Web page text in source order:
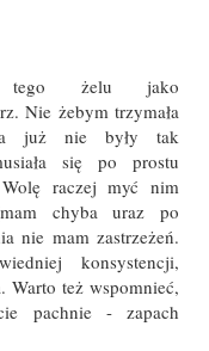
tego żelu jako
Nie żebym trzymała
już nie były tak
się po prostu
raczej myć nim
chyba uraz po
nie mam zastrzeżeń.
konsystencji,
Warto też wspomnieć,
pachnie - zapach